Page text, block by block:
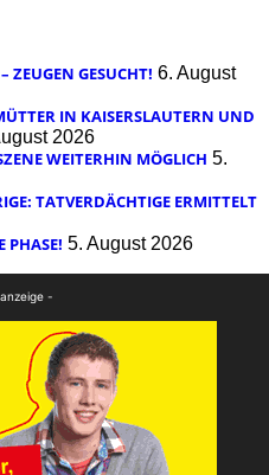
ZEUGEN GESUCHT! 6. August
IN KAISERSLAUTERN UND
2026
WEITERHIN MÖGLICH 5.
TATVERDÄCHTIGE ERMITTELT
PHASE! 5. August 2026
-